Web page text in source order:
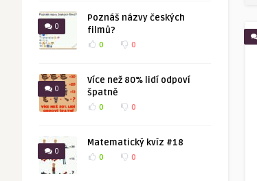
0
Poznáš názvy českých
filmů?
0 0
0
Více než 80% lidí odpoví
špatně
0 0
0
Matematický kvíz #18
0 0